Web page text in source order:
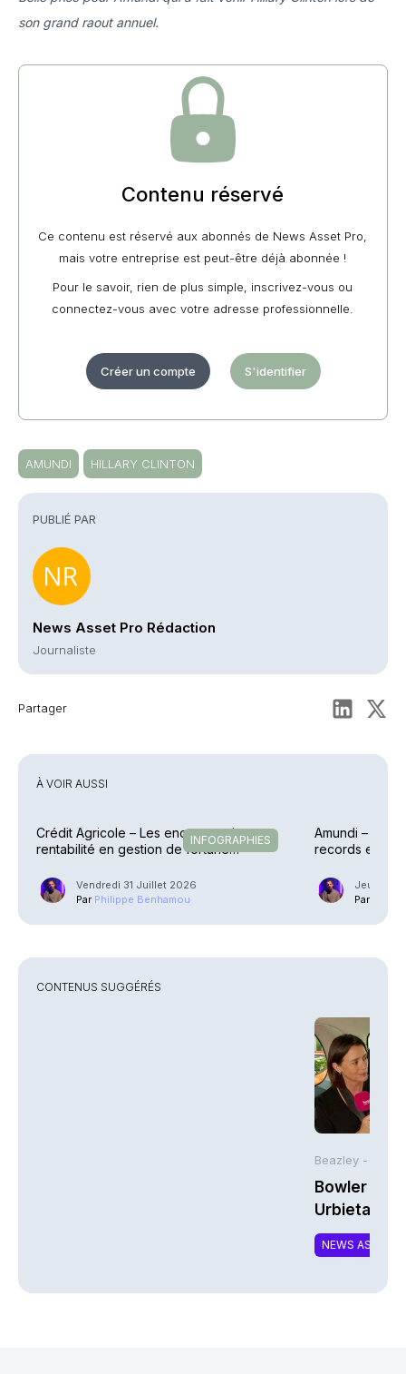
PUBLIÉ PAR
News Asset Pro Rédaction
Journaliste
Partager
son grand raout annuel.
Contenu réservé
Ce contenu est réservé aux abonnés de News Asset Pro,
mais votre entreprise est peut-être déjà abonnée !
Pour le savoir, rien de plus simple, inscrivez-vous ou
connectez-vous avec votre adresse professionnelle.
Créer un compte S'identifier
AMUNDI HILLARY CLINTON
À VOIR AUSSI
INFOGRAPHIES
Crédit Agricole – Les encours et la
rentabilité en gestion de fortune
Vendredi 31 Juillet 2026
Par Philippe Benhamou
Amundi – Des
records en
Jeudi 30
Par
CONTENUS SUGGÉRÉS
Beazley -
Bowler
Urbieta |
NEWS